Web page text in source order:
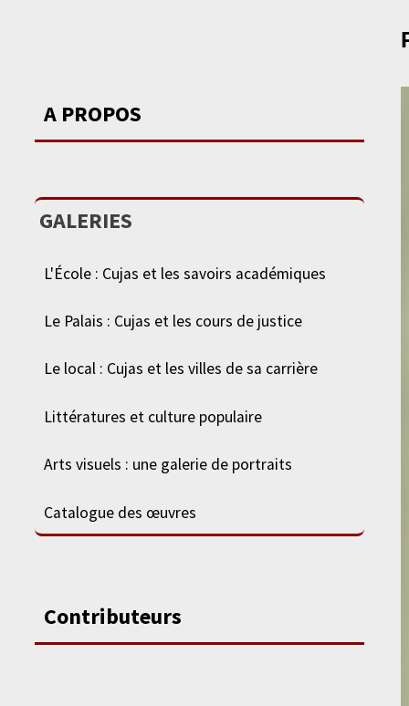
A PROPOS
GALERIES
L'École : Cujas et les savoirs académiques
Le Palais : Cujas et les cours de justice
Le local : Cujas et les villes de sa carrière
Littératures et culture populaire
Arts visuels : une galerie de portraits
Catalogue des œuvres
Contributeurs